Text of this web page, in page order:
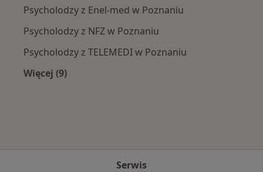
Psycholodzy z Enel-med w Poznaniu
Psycholodzy z NFZ w Poznaniu
Psycholodzy z TELEMEDI w Poznaniu
Więcej (9)
Serwis